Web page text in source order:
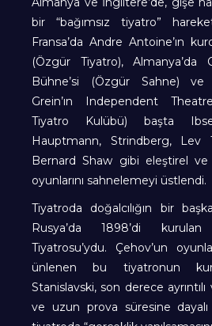
bir “bağımsız tiyatro”
Fransa’da Andre Antoine’ın
(Özgür Tiyatro), Almanya’da
Bühne’si (Özgür Sahne) ve
Grein’ın Independent
Tiyatro Kulübü) başta
Hauptmann, Strindberg, Lev
Bernard Shaw gibi eleştirel ve
oyunlarını sahnelemeyi üstlendi.
Tiyatroda doğalcılığın bir
Rusya’da 1898’di
Tiyatrosu’ydu. Çehov’un
ünlenen bu tiyatronun
Stanislavski, son derece ayrıntılı
ve uzun prova süresine dayalı